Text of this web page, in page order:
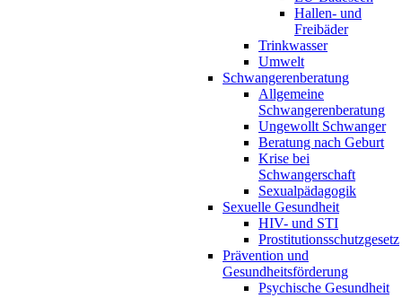
Hallen- und
Freibäder
Trinkwasser
Umwelt
Schwangerenberatung
Allgemeine
Schwangerenberatung
Ungewollt Schwanger
Beratung nach Geburt
Krise bei
Schwangerschaft
Sexualpädagogik
Sexuelle Gesundheit
HIV- und STI
Prostitutionsschutzgesetz
Prävention und
Gesundheitsförderung
Psychische Gesundheit